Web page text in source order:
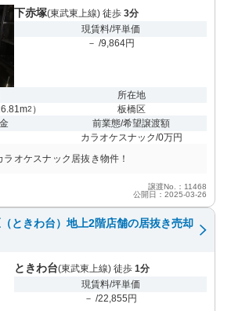
下赤塚(東武東上線) 徒歩 3分
現賃料/坪単価
－ /9,864円
2 ）
所在地
板橋区
前業態/希望譲渡額
カラオケスナック/0万円
オケスナック居抜き物件！
譲渡No.：11468
公開日：2025-03-26
ときわ台）地上2階店舗の居抜き売却
ときわ台(東武東上線) 徒歩 1分
現賃料/坪単価
－ /22,855円